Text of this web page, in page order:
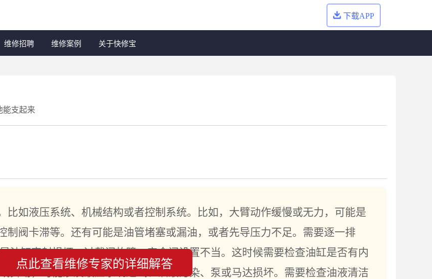
下载APP
维修招聘 维修案例 关于快修宝
能支起来
比如液压系统、机械结构或者控制系统。比如，大臂动作缓慢或无力，可能是
制阀卡滞等。还有可能是油管堵塞或漏油，或者先导压力不足。需要逐一排
油缸密封损坏、过载阀故障、安全阀设置不当。这时候需要检查油缸是否有内
抖动，可能涉及液压系统进气、油液污染、泵或马达损坏。需要检查油液清洁
点此查看维修专家的详细解答